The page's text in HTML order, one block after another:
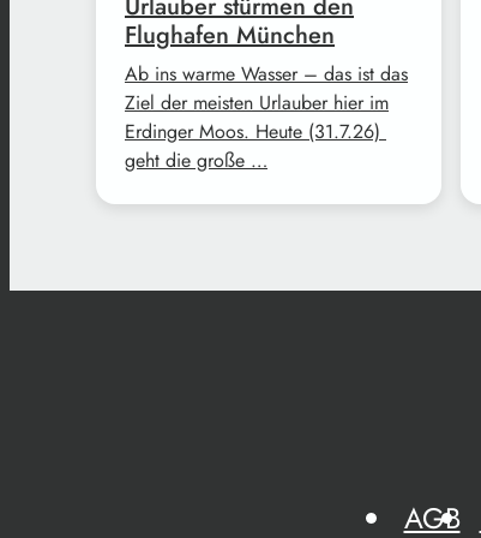
Flughafen München
Ab ins warme Wasser – das ist das
Ziel der meisten Urlauber hier im
Erdinger Moos. Heute (31.7.26)
geht die große …
AGB